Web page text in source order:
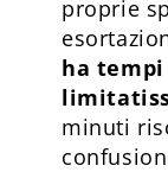
proprie
ha
minuti